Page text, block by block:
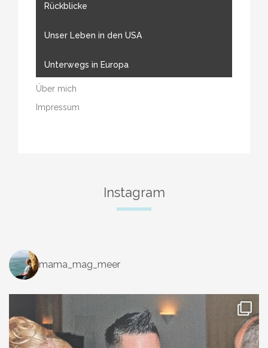
Rückblicke
Unser Leben in den USA
Unterwegs in Europa
Über mich
Impressum
Instagram
mama_mag_meer